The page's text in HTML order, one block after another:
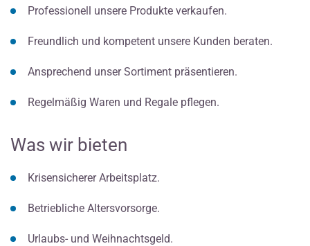
Professionell unsere Produkte verkaufen.
Freundlich und kompetent unsere Kunden beraten.
Ansprechend unser Sortiment präsentieren.
Regelmäßig Waren und Regale pflegen.
Was wir bieten
Krisensicherer Arbeitsplatz.
Betriebliche Altersvorsorge.
Urlaubs- und Weihnachtsgeld.